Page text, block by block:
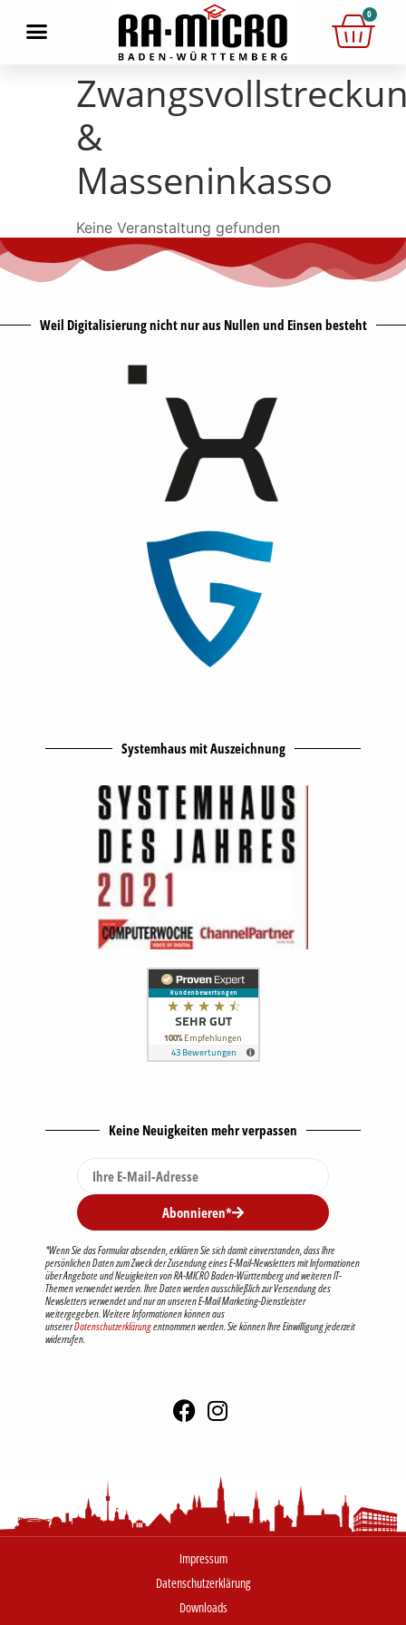
0
&
Masseninkasso
Keine Veranstaltung gefunden
Weil Digitalisierung nicht nur aus Nullen und Einsen besteht
Systemhaus mit Auszeichnung
Keine Neuigkeiten mehr verpassen
Abonnieren*
*Wenn Sie das Formular absenden, erklären Sie sich damit einverstanden, dass Ihre
persönlichen Daten zum Zweck der Zusendung eines E-Mail-Newsletters mit Informationen
über Angebote und Neuigkeiten von RA-MICRO Baden-Württemberg und weiteren IT-
Themen verwendet werden. Ihre Daten werden ausschließlich zur Versendung des
Newsletters verwendet und nur an unseren E-Mail Marketing-Dienstleister
weitergegeben. Weitere Informationen können aus
unsererDatenschutzerklärungentnommen werden. Sie können Ihre Einwilligung jederzeit
widerrufen.
Impressum
Datenschutzerklärung
Downloads